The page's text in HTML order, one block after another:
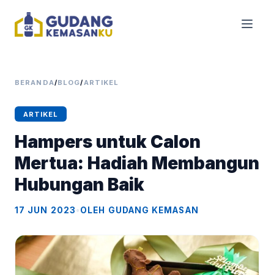
BERANDA/BLOG/ARTIKEL
ARTIKEL
Hampers untuk Calon
Mertua: Hadiah Membangun
Hubungan Baik
17 JUN 2023•OLEH GUDANG KEMASAN